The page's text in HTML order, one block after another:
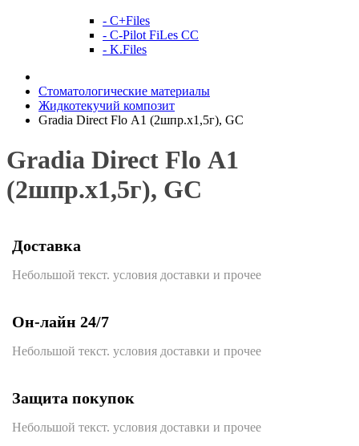
- C+Files
- C-Pilot FiLes CC
- K.Files
Стоматологические материалы
Жидкотекучий композит
Gradia Direct Flo А1 (2шпр.х1,5г), GС
Gradia Direct Flo А1
(2шпр.х1,5г), GС
Доставка
Небольшой текст. условия доставки и прочее
Он-лайн 24/7
Небольшой текст. условия доставки и прочее
Защита покупок
Небольшой текст. условия доставки и прочее